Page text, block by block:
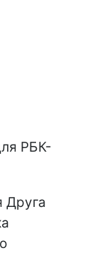
РБК-
Друга